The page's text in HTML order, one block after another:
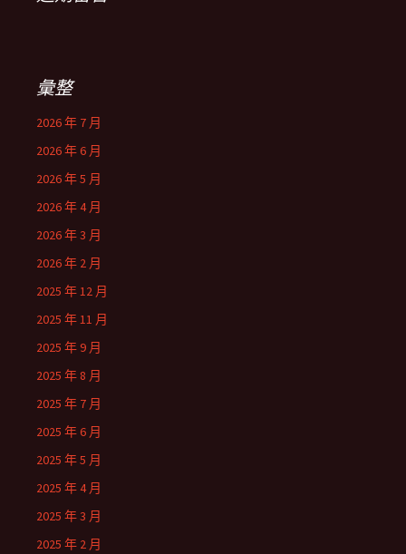
彙整
2026 年 7 月
2026 年 6 月
2026 年 5 月
2026 年 4 月
2026 年 3 月
2026 年 2 月
2025 年 12 月
2025 年 11 月
2025 年 9 月
2025 年 8 月
2025 年 7 月
2025 年 6 月
2025 年 5 月
2025 年 4 月
2025 年 3 月
2025 年 2 月